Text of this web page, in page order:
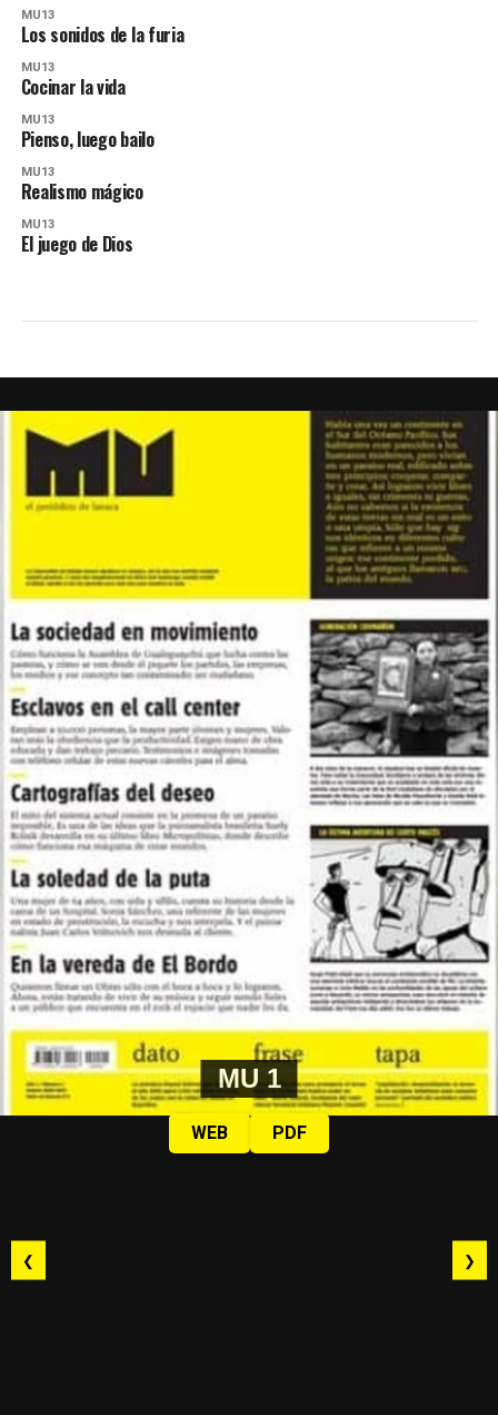
MU13
Los sonidos de la furia
MU13
Cocinar la vida
MU13
Pienso, luego bailo
MU13
Realismo mágico
MU13
El juego de Dios
MU 1
WEB PDF
❮ ❯